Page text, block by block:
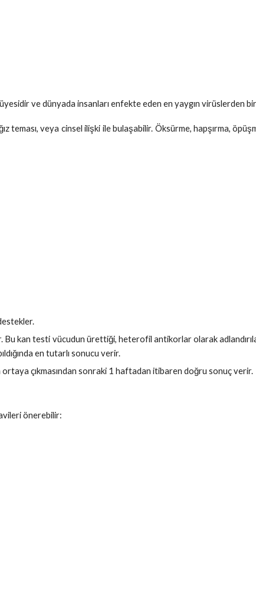
ve dünyada insanları enfekte eden en yaygın virüslerden
teması, veya cinsel ilişki ile bulaşabilir. Öksürme, hapşırma,
kan testi vücudun ürettiği, heterofil antikorlar olarak
en tutarlı sonucu verir.
çıkmasından sonraki 1 haftadan itibaren doğru sonuç verir.
önerebilir: